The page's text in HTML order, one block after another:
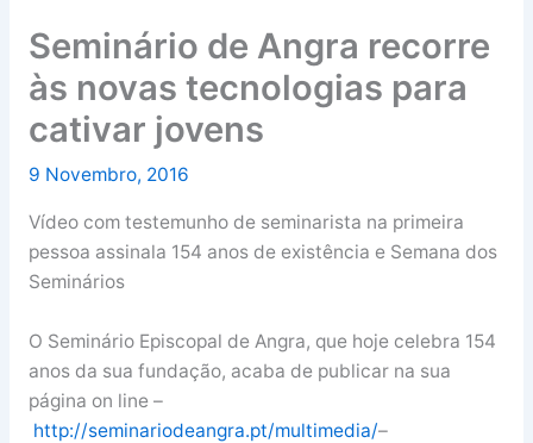
Seminário de Angra recorre
às novas tecnologias para
cativar jovens
9 Novembro, 2016
Vídeo com testemunho de seminarista na primeira
pessoa assinala 154 anos de existência e Semana dos
Seminários
O Seminário Episcopal de Angra, que hoje celebra 154
anos da sua fundação, acaba de publicar na sua
página on line –
http://seminariodeangra.pt/multimedia/–